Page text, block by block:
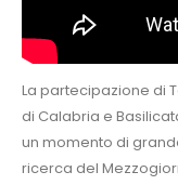
La partecipazione di
di Calabria e
un momento di
ricerca del